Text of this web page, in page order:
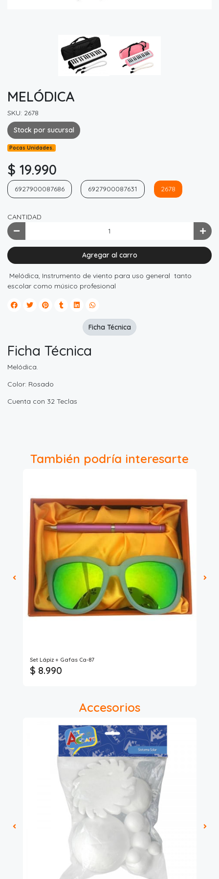
MELÓDICA
SKU: 2678
Stock por sucursal
Pocas Unidades.
$ 19.990
6927900087686 6927900087631 2678
CANTIDAD
Agregar al carro
Melódica, Instrumento de viento para uso general tanto
escolar como músico profesional
Ficha Técnica
Melódica.
Color: Rosado
Cuenta con 32 Teclas
Ficha Técnica
También podría interesarte
Set Lápiz + Gafas Ca-87
$ 8.990
Accesorios